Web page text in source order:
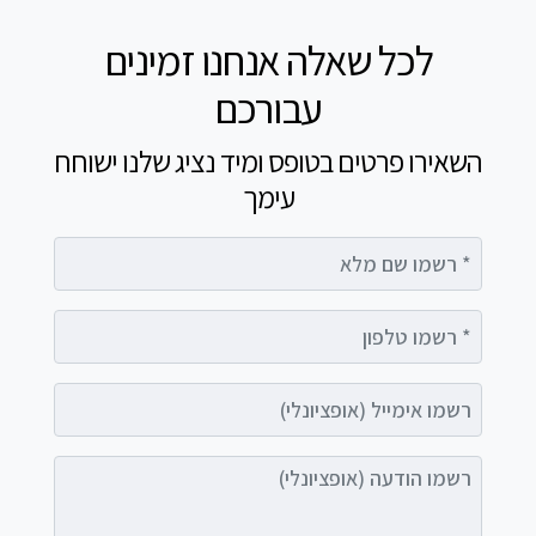
לכל שאלה אנחנו זמינים
עבורכם
השאירו פרטים בטופס ומיד נציג שלנו ישוחח
עימך
רשמו הודעה (אופציונלי)